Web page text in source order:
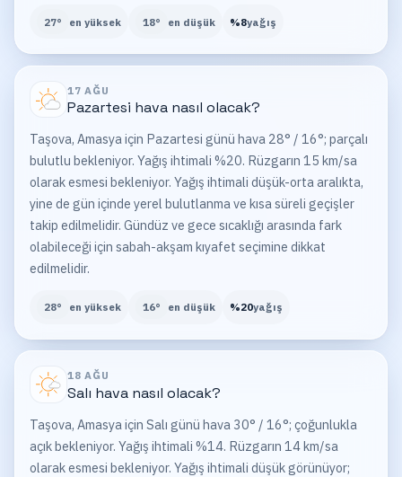
27° en yüksek 18° en düşük %8yağış
17 AĞU
Pazartesi hava nasıl olacak?
Taşova, Amasya için Pazartesi günü hava 28° / 16°; parçalı
bulutlu bekleniyor. Yağış ihtimali %20. Rüzgarın 15 km/sa
olarak esmesi bekleniyor. Yağış ihtimali düşük-orta aralıkta,
yine de gün içinde yerel bulutlanma ve kısa süreli geçişler
takip edilmelidir. Gündüz ve gece sıcaklığı arasında fark
olabileceği için sabah-akşam kıyafet seçimine dikkat
edilmelidir.
28° en yüksek 16° en düşük %20yağış
18 AĞU
Salı hava nasıl olacak?
Taşova, Amasya için Salı günü hava 30° / 16°; çoğunlukla
açık bekleniyor. Yağış ihtimali %14. Rüzgarın 14 km/sa
olarak esmesi bekleniyor. Yağış ihtimali düşük görünüyor;